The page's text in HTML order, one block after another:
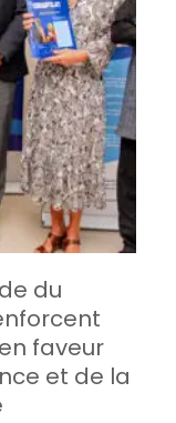
du
faveur
et de la